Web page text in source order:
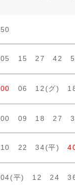
50
05 15 27 42
00 06 12(グ)
00 09 18 27
10 22 34(平)
04(平) 12 24